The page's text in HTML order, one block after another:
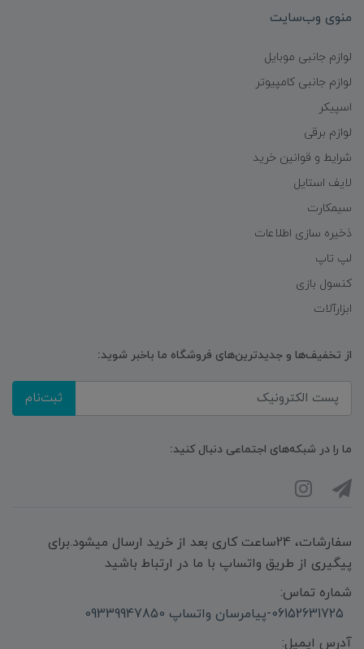
منوی وب‌سایت
لوازم جانبی موبایل
لوازم جانبی کامپیوتر
اسپیکر
لوازم برقی
شرایط و قوانین خرید
لایف استایل
سیمکارت
ذخیره سازی اطلاعات
لپ تاپ
کنسول بازی
ابزارآلات
از تخفیف‌ها و جدیدترین‌های فروشگاه ما باخبر شوید:
ثبت‌نام
ما را در شبکه‌های اجتماعی دنبال کنید:
سفارشات، 24ساعت کاری بعد از خرید ارسال میشود.برای
پیگیری از طریق واتساپ با ما در ارتباط باشید
شماره تماس:
06152631725-پیامرسان واتساپ 09339947850
آدرس ایمیل: